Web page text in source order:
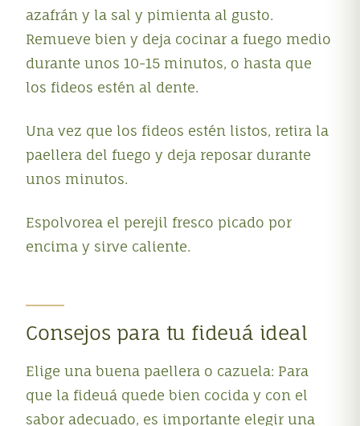
azafrán y la sal y pimienta al gusto.
Remueve bien y deja cocinar a fuego medio
durante unos 10-15 minutos, o hasta que
los fideos estén al dente.
Una vez que los fideos estén listos, retira la
paellera del fuego y deja reposar durante
unos minutos.
Espolvorea el perejil fresco picado por
encima y sirve caliente.
Consejos para tu fideuá ideal
Elige una buena paellera o cazuela: Para
que la fideuá quede bien cocida y con el
sabor adecuado, es importante elegir una